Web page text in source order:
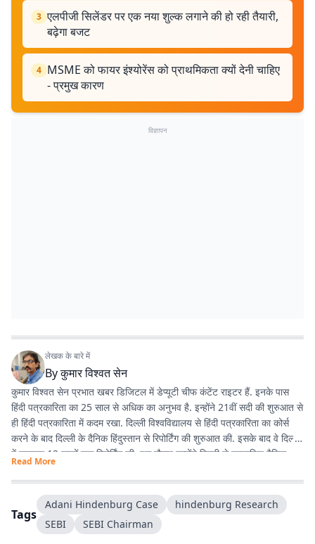
3 एलपीजी सिलेंडर पर एक नया शुल्क लगाने की हो रही तैयारी,
बढ़ेगा बजट
4 MSME को फायर इंश्योरेंस को प्राथमिकता क्यों देनी चाहिए
- प्रमुख कारण
विज्ञापन
लेखक के बारे में
Byकुमार विश्वत सेन
कुमार विश्वत सेन प्रभात खबर डिजिटल में डेप्यूटी चीफ कंटेंट राइटर हैं. इनके पास
हिंदी पत्रकारिता का 25 साल से अधिक का अनुभव है. इन्होंने 21वीं सदी की शुरुआत से
ही हिंदी पत्रकारिता में कदम रखा. दिल्ली विश्वविद्यालय से हिंदी पत्रकारिता का कोर्स
करने के बाद दिल्ली के दैनिक हिंदुस्तान से रिपोर्टिंग की शुरुआत की. इसके बाद वे दिल्ली
में लगातार 12 सालों तक रिपोर्टिंग की. इस दौरान उन्होंने दिल्ली से प्रकाशित दैनिक
हिंदुस्तान दैनिक जागरण, देशबंधु जैसे प्रतिष्ठित अखबारों के साथ कई साप्ताहिक
अखबारों के लिए भी रिपोर्टिंग की. 2013 में वे प्रभात खबर आए. तब से वे प्रिंट मीडिया
के साथ फिलहाल पिछले 10 सालों से प्रभात खबर डिजिटल में अपनी सेवाएं दे रहे हैं.
इन्होंने अपने करियर के शुरुआती दिनों में ही राजस्थान में होने वाली हिंदी पत्रकारिता के
300 साल के इतिहास पर एक पुस्तक 'नित नए आयाम की खोज: राजस्थानी
Read More
Tags
Adani Hindenburg Case
hindenburg Research
SEBI
SEBI Chairman